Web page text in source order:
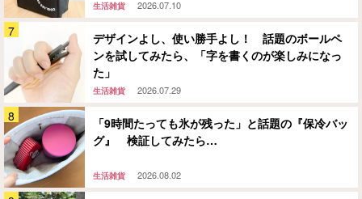
生活雑貨 2026.07.10
デザインよし、使い勝手よし！ 話題のボールペ
ンを試してみたら、「字を書くのが楽しみになっ
た」
生活雑貨 2026.07.29
「9時間たっても氷が残った」と話題の『保冷バッ
グ』 検証してみたら…
生活雑貨 2026.08.02